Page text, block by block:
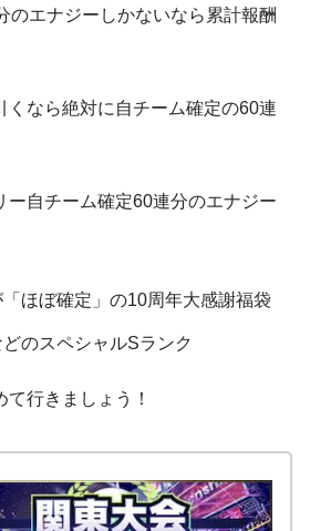
のエナジーしかないなら累計報酬
くなら絶対に自チーム確定の60連
ー自チーム確定60連分のエナジー
「ほぼ確定」の10周年大感謝福袋
のスペシャルSランク
行きましょう！